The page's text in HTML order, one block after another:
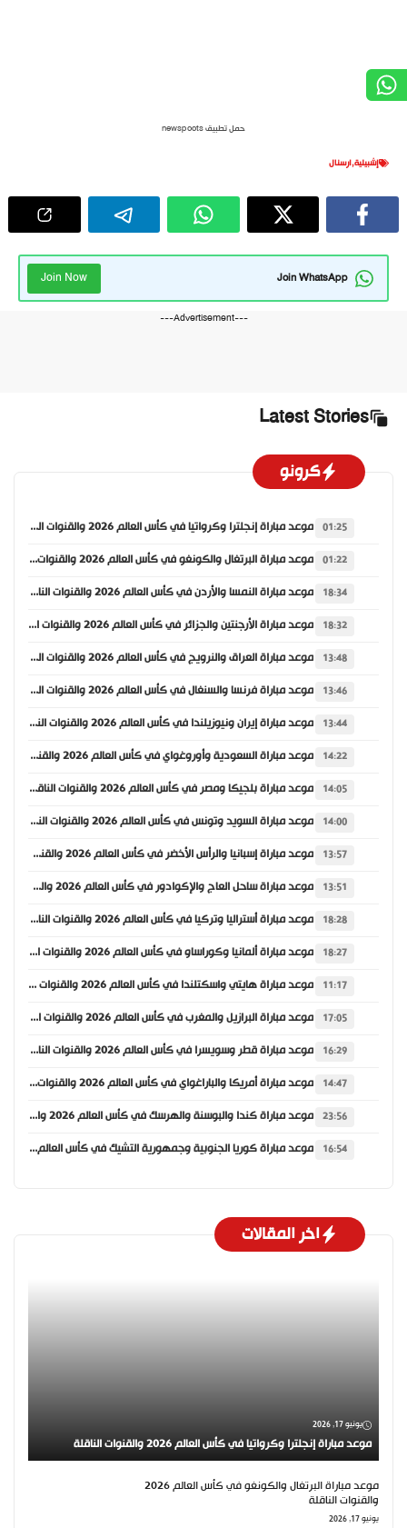
حمل تطبيق newspoots
إشبيلية,ارسنال
Join WhatsApp
Join Now
---Advertisement---
Latest Stories
كرونو
01:25 موعد مباراة إنجلترا وكرواتيا في كأس العالم 2026 والقنوات الناقلة
01:22 موعد مباراة البرتغال والكونغو في كأس العالم 2026 والقنوات الناقلة
18:34 موعد مباراة النمسا والأردن في كأس العالم 2026 والقنوات الناقلة
18:32 موعد مباراة الأرجنتين والجزائر في كأس العالم 2026 والقنوات الناقلة
13:48 موعد مباراة العراق والنرويج في كأس العالم 2026 والقنوات الناقلة
13:46 موعد مباراة فرنسا والسنغال في كأس العالم 2026 والقنوات الناقلة
13:44 موعد مباراة إيران ونيوزيلندا في كأس العالم 2026 والقنوات الناقلة
14:22 موعد مباراة السعودية وأوروغواي في كأس العالم 2026 والقنوات الناقلة
14:05 موعد مباراة بلجيكا ومصر في كأس العالم 2026 والقنوات الناقلة
14:00 موعد مباراة السويد وتونس في كأس العالم 2026 والقنوات الناقلة
13:57 موعد مباراة إسبانيا والرأس الأخضر في كأس العالم 2026 والقنوات الناقلة
13:51 موعد مباراة ساحل العاج والإكوادور في كأس العالم 2026 والقنوات الناقلة
18:28 موعد مباراة أستراليا وتركيا في كأس العالم 2026 والقنوات الناقلة
18:27 موعد مباراة ألمانيا وكوراساو في كأس العالم 2026 والقنوات الناقلة
11:17 موعد مباراة هايتي واسكتلندا في كأس العالم 2026 والقنوات الناقلة
17:05 موعد مباراة البرازيل والمغرب في كأس العالم 2026 والقنوات الناقلة
16:29 موعد مباراة قطر وسويسرا في كأس العالم 2026 والقنوات الناقلة
14:47 موعد مباراة أمريكا والباراغواي في كأس العالم 2026 والقنوات الناقلة
23:56 موعد مباراة كندا والبوسنة والهرسك في كأس العالم 2026 والقنوات الناقلة
16:54 موعد مباراة كوريا الجنوبية وجمهورية التشيك في كأس العالم 2026 والقنوات الناقلة
اخر المقالات
يونيو 17, 2026
موعد مباراة إنجلترا وكرواتيا في كأس العالم 2026 والقنوات الناقلة
موعد مباراة البرتغال والكونغو في كأس العالم 2026
والقنوات الناقلة
يونيو 17, 2026